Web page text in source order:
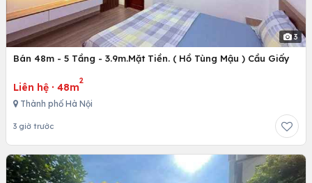
3
Bán 48m - 5 Tầng - 3.9m.Mặt Tiền. ( Hồ Tùng Mậu ) Cầu Giấy
Liên hệ · 48m
2
Thành phố Hà Nội
3 giờ trước